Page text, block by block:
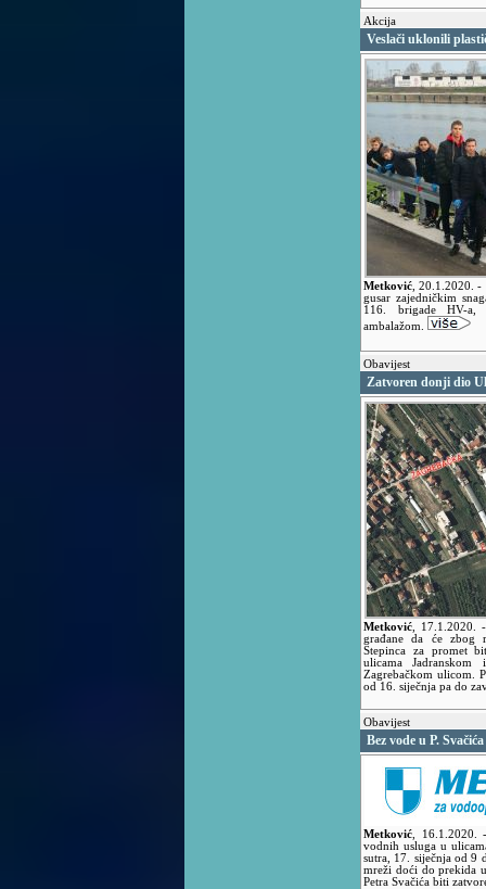
Akcija
Veslači uklonili
Metković ,20.1.2020.-
gusar zajedničkim
116. brigade HV-a,
ambalažom.
Obavijest
Zatvoren donji dio
Metković 17.1.2020.
građane da će zbog
Stepinca za promet
ulicama
Zagrebačkom ulicom.
od 16. siječnja pa do
Obavijest
Bez vode u P.
Metković 16.1.2020.
vodnih usluga u
sutra, 17. siječnja od 9
mreži doći do prekida
Petra Svačića biti